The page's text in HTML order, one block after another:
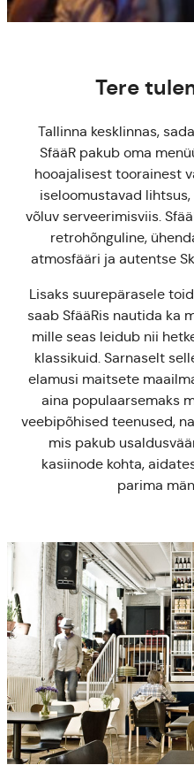
Tere
Tallinna kesklinnas,
SfääR pakub oma
hooajalisest toorainest
iseloomustavad
võluv serveerimisviis.
retrohõnguline,
atmosfääri ja autentse
Lisaks suurepärasele
saab SfääRis nautida ka
mille seas leidub nii
klassikuid. Sarnaselt
elamusi maitsete
aina populaarsemaks
veebipõhised teenused,
mis pakub
kasiinode kohta,
parima